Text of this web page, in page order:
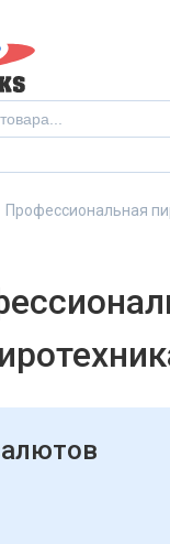
Профессиональная